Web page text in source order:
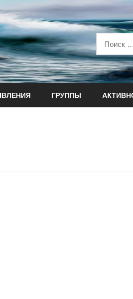
ГРУППЫ